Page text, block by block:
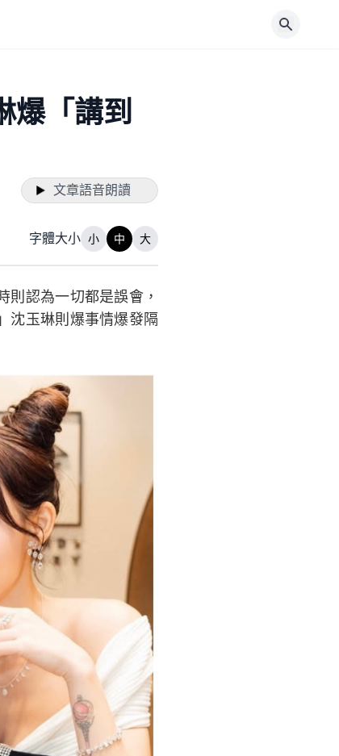
爆「講到
文章語音朗讀
字體大小 小 中 大
則認為一切都是誤會，
沈玉琳則爆事情爆發隔